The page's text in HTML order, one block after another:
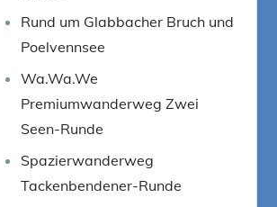
Rund um Glabbacher Bruch und
Poelvennsee
Wa.Wa.We
Premiumwanderweg Zwei
Seen-Runde
Spazierwanderweg
Tackenbendener-Runde